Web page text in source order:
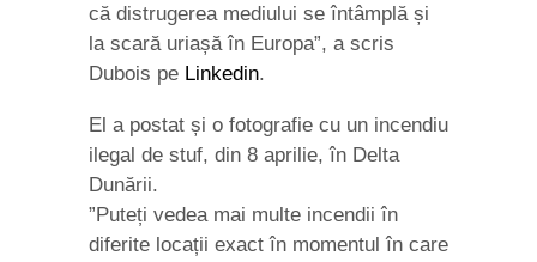
că distrugerea mediului se întâmplă și
la scară uriașă în Europa”, a scris
Dubois pe Linkedin.
El a postat și o fotografie cu un incendiu
ilegal de stuf, din 8 aprilie, în Delta
Dunării.
”Puteți vedea mai multe incendii în
diferite locații exact în momentul în care